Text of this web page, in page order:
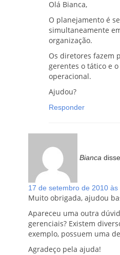
Olá Bianca,
O planejamento é
simultaneamente
organização.
Os diretores fazem
gerentes o tático e
operacional.
Ajudou?
Responder
Bianca
17 de setembro de 2010 às
Muito obrigada, ajudou
Apareceu uma outra
gerenciais? Existem
exemplo, possuem uma
Agradeço pela ajuda!